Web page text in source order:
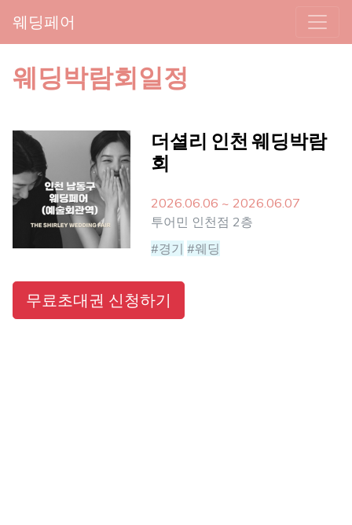
웨딩페어
웨딩박람회일정
더셜리 인천 웨딩박람
회
2026.06.06 ~ 2026.06.07
투어민 인천점 2층
#경기 #웨딩
무료초대권 신청하기